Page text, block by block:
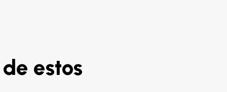
estos